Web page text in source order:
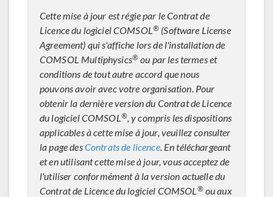
Cette mise à jour est régie par le Contrat de
Licence du logiciel COMSOL® (Software License
Agreement) qui s'affiche lors de l'installation de
COMSOL Multiphysics® ou par les termes et
conditions de tout autre accord que nous
pouvons avoir avec votre organisation. Pour
obtenir la dernière version du Contrat de Licence
du logiciel COMSOL®, y compris les dispositions
applicables à cette mise à jour, veuillez consulter
la page desContrats de licence. En téléchargeant
et en utilisant cette mise à jour, vous acceptez de
l'utiliser conformément à la version actuelle du
Contrat de Licence du logiciel COMSOL®ou aux